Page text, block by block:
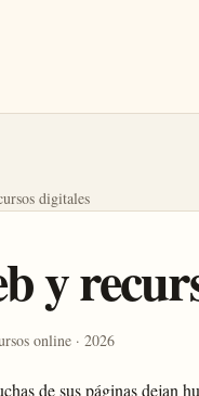
digitales
y
online · 2026
de sus páginas dejan